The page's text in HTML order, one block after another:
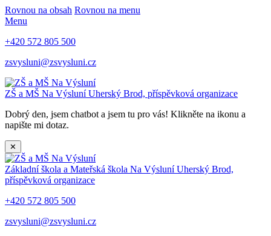
Rovnou na obsah Rovnou na menu
Menu
+420 572 805 500
zsvysluni@zsvysluni.cz
ZŠ a MŠ Na VýsluníUherský Brod, příspěvková organizace
Dobrý den, jsem chatbot a jsem tu pro vás! Klikněte na ikonu a
napište mi dotaz.
✕
Základní škola a Mateřská škola Na VýsluníUherský Brod,
příspěvková organizace
+420 572 805 500
zsvysluni@zsvysluni.cz